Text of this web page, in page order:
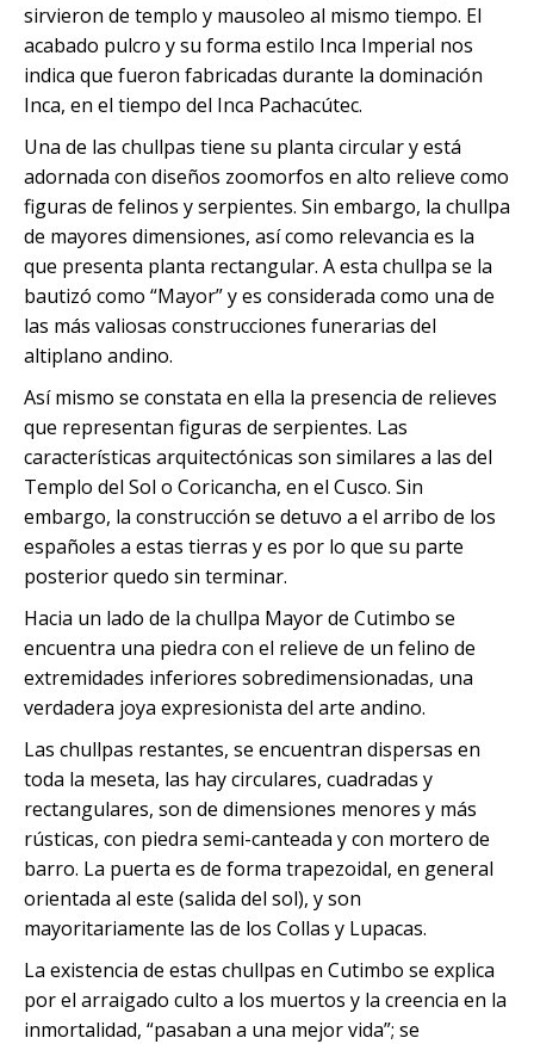
sirvieron de templo y mausoleo al mismo tiempo. El
acabado pulcro y su forma estilo Inca Imperial nos
indica que fueron fabricadas durante la dominación
Inca, en el tiempo del Inca Pachacútec.
Una de las chullpas tiene su planta circular y está
adornada con diseños zoomorfos en alto relieve como
figuras de felinos y serpientes. Sin embargo, la chullpa
de mayores dimensiones, así como relevancia es la
que presenta planta rectangular. A esta chullpa se la
bautizó como “Mayor” y es considerada como una de
las más valiosas construcciones funerarias del
altiplano andino.
Así mismo se constata en ella la presencia de relieves
que representan figuras de serpientes. Las
características arquitectónicas son similares a las del
Templo del Sol o Coricancha, en el Cusco. Sin
embargo, la construcción se detuvo a el arribo de los
españoles a estas tierras y es por lo que su parte
posterior quedo sin terminar.
Hacia un lado de la chullpa Mayor de Cutimbo se
encuentra una piedra con el relieve de un felino de
extremidades inferiores sobredimensionadas, una
verdadera joya expresionista del arte andino.
Las chullpas restantes, se encuentran dispersas en
toda la meseta, las hay circulares, cuadradas y
rectangulares, son de dimensiones menores y más
rústicas, con piedra semi-canteada y con mortero de
barro. La puerta es de forma trapezoidal, en general
orientada al este (salida del sol), y son
mayoritariamente las de los Collas y Lupacas.
La existencia de estas chullpas en Cutimbo se explica
por el arraigado culto a los muertos y la creencia en la
inmortalidad, “pasaban a una mejor vida”; se